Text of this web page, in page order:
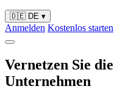
🇩🇪 DE ▾
Anmelden Kostenlos starten
Vernetzen Sie
Unternehmen